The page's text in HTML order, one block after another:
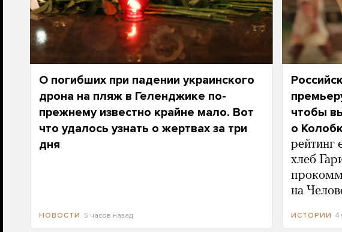
О погибших при падении украинского
дрона на пляж в Геленджике по-
прежнему известно крайне мало. Вот
что удалось узнать о жертвах за три
дня
НОВОСТИ 5 часов назад
чтобы
о
рейтинг
хлеб
на
ИСТОРИИ 4